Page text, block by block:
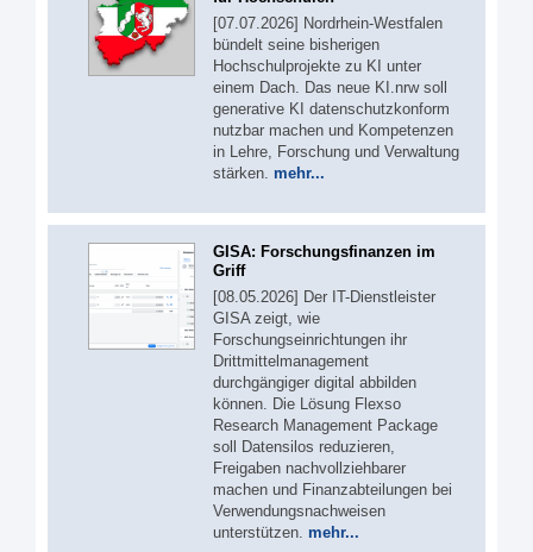
[07.07.2026] Nordrhein-Westfalen
bündelt seine bisherigen
Hochschulprojekte zu KI unter
einem Dach. Das neue KI.nrw soll
generative KI datenschutzkonform
nutzbar machen und Kompetenzen
in Lehre, Forschung und Verwaltung
stärken. mehr...
GISA: Forschungsfinanzen im
Griff
[08.05.2026] Der IT-Dienstleister
GISA zeigt, wie
Forschungseinrichtungen ihr
Drittmittelmanagement
durchgängiger digital abbilden
können. Die Lösung Flexso
Research Management Package
soll Datensilos reduzieren,
Freigaben nachvollziehbarer
machen und Finanzabteilungen bei
Verwendungsnachweisen
unterstützen. mehr...